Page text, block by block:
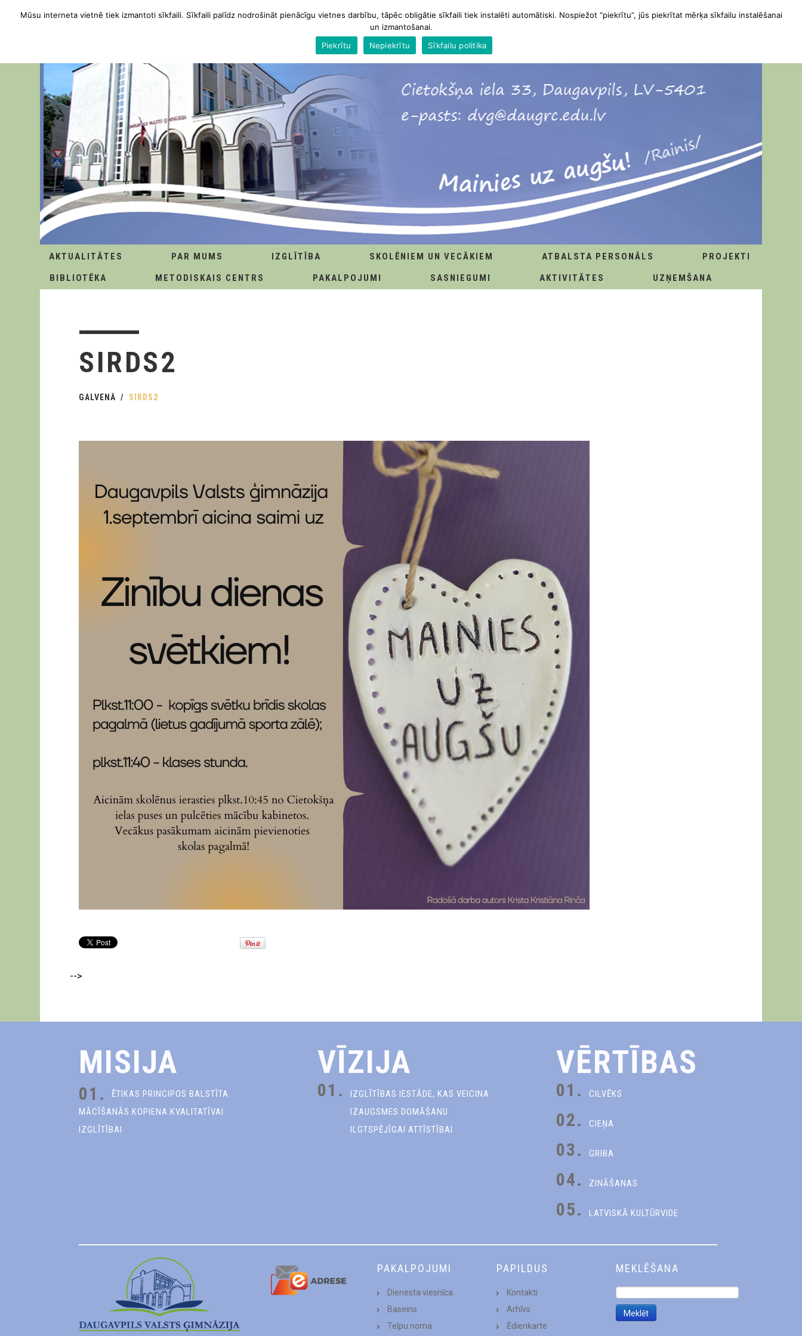
AKTUALITĀTES PAR MUMS IZGLĪTĪBA SKOLĒNIEM UN VECĀKIEM ATBALSTA PERSONĀLS
PROJEKTI
BIBLIOTĒKA
METODISKAIS CENTRS PAKALPOJUMI SASNIEGUMI AKTIVITĀTES UZŅEMŠANA
SIRDS2
GALVENĀ SIRDS2
-->
MISIJA
01.
ĒTIKAS PRINCIPOS BALSTĪTA
MĀCĪŠANĀS KOPIENA KVALITATĪVAI
IZGLĪTĪBAI
VĪZIJA
01.
IZGLĪTĪBAS IESTĀDE, KAS VEICINA
IZAUGSMES DOMĀŠANU
ILGTSPĒJĪGAI ATTĪSTĪBAI
VĒRTĪBAS
01. CILVĒKS
02. CIEŅA
03. GRIBA
04. ZINĀŠANAS
05. LATVISKĀ KULTŪRVIDE
PAKALPOJUMI
Dienesta viesnīca
Baseins
Telpu noma
PAPILDUS
Kontakti
Arhīvs
Ēdienkarte
MEKLĒŠANA
Mūsu interneta vietnē tiek izmantoti sīkfaili. Sīkfaili palīdz nodrošināt pienācīgu vietnes darbību, tāpēc obligātie sīkfaili tiek instalēti automātiski. Nospiežot “piekrītu”, jūs piekrītat mērķa sīkfailu instalēšanai
un izmantošanai.
Piekrītu
Nepiekrītu Sīkfailu politika